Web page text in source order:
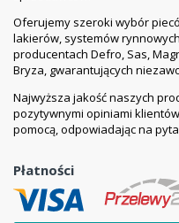
Oferujemy szeroki wybór
lakierów, systemów
producentach Defro, Sas,
Bryza, gwarantujących
Najwyższa jakość naszych
pozytywnymi opiniami
pomocą, odpowiadając na
Płatności